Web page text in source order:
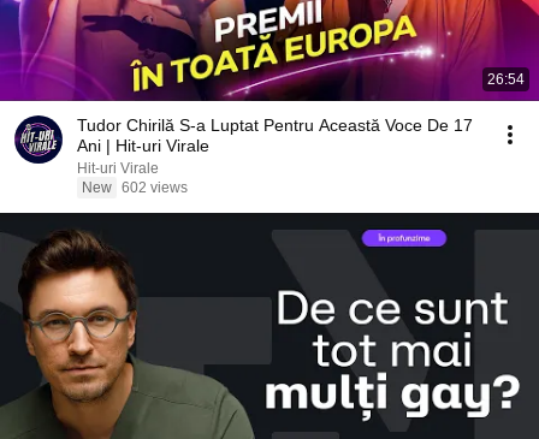
26:54
Tudor Chirilă S-a Luptat Pentru Această Voce De 17
Ani | Hit-uri Virale
Hit-uri Virale
New 602 views